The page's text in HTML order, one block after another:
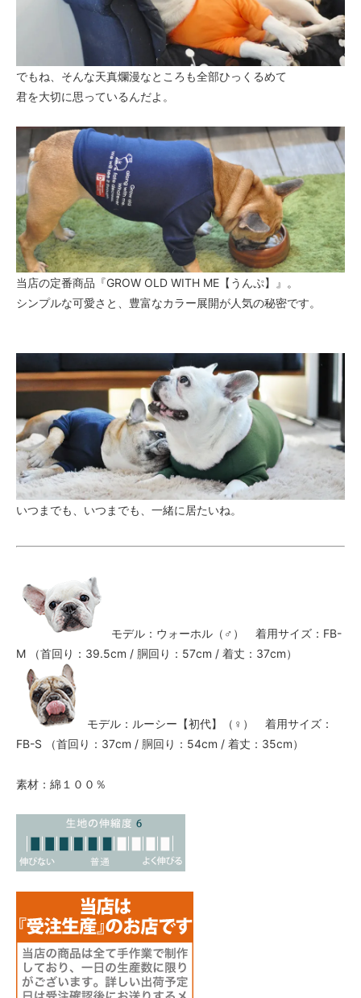
でもね、そんな天真爛漫なところも全部ひっくるめて
君を大切に思っているんだよ。
当店の定番商品『GROW OLD WITH ME【うんぷ】』。
シンプルな可愛さと、豊富なカラー展開が人気の秘密です。
いつまでも、いつまでも、一緒に居たいね。
モデル：ウォーホル（♂） 着用サイズ：FB-
M （首回り：39.5cm / 胴回り：57cm / 着丈：37cm）
モデル：ルーシー【初代】（♀） 着用サイズ：
FB-S （首回り：37cm / 胴回り：54cm / 着丈：35cm）
素材：綿１００％